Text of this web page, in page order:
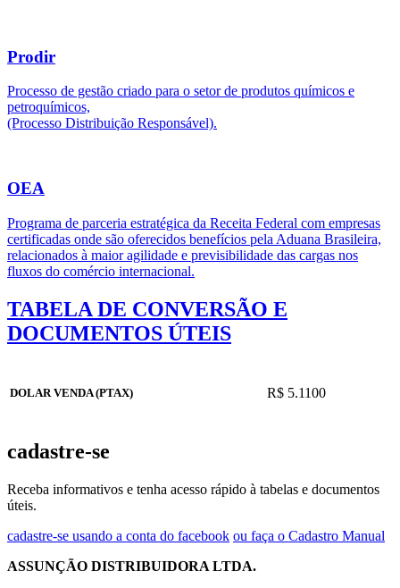
Prodir
Processo de gestão criado para o setor de produtos químicos e
petroquímicos,
(Processo Distribuição Responsável).
OEA
Programa de parceria estratégica da Receita Federal com empresas
certificadas onde são oferecidos benefícios pela Aduana Brasileira,
relacionados à maior agilidade e previsibilidade das cargas nos
fluxos do comércio internacional.
TABELA DE CONVERSÃO E
DOCUMENTOS ÚTEIS
DOLAR VENDA (PTAX) R$ 5.1100
cadastre-se
Receba informativos e tenha acesso rápido à tabelas e documentos
úteis.
cadastre-se usando a conta do facebook ou faça o Cadastro Manual
ASSUNÇÃO DISTRIBUIDORA LTDA.